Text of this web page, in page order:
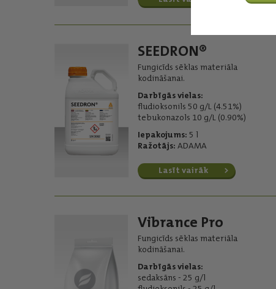
SEEDRON®
Fungicīds sēklas materiāla
kodināšanai.
Darbīgās vielas:
fludioksonils 50 g/L (4.51%)
tebukonazols 10 g/L (0.90%)
Iepakojums: 5 l
Ražotājs: ADAMA
Lasīt vairāk
Vibrance Pro
Fungicīds sēklas materiāla
kodināšanai.
Darbīgās vielas:
sedaksāns - 25 g/l